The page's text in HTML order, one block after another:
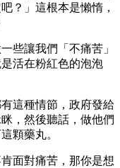
？」這根本是懶惰，
些讓我們「不痛苦」
活在粉紅色的泡泡
這種情節，政府發給
，然後聽話，做他們
顆藥丸。
面對痛苦，那你是想